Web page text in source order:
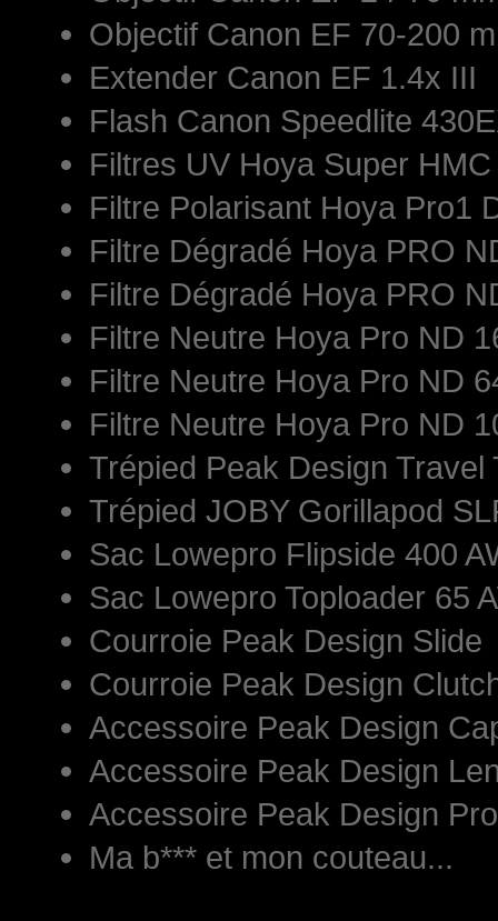
Objectif Canon EF 70-200
Extender Canon EF 1.4x III
Flash Canon Speedlite
Filtres UV Hoya Super
Filtre Polarisant Hoya Pro1
Filtre Dégradé Hoya PRO
Filtre Dégradé Hoya PRO
Filtre Neutre Hoya Pro ND
Filtre Neutre Hoya Pro ND
Filtre Neutre Hoya Pro ND
Trépied Peak Design Travel
Trépied JOBY Gorillapod
Sac Lowepro Flipside 400
Sac Lowepro Toploader 65
Courroie Peak Design Slide
Courroie Peak Design
Accessoire Peak Design
Accessoire Peak Design
Accessoire Peak Design
Ma b*** et mon couteau...